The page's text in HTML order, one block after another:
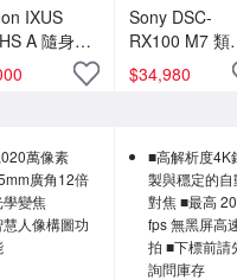
IXUS
A 隨身數
(公司貨)
Sony DSC-
RX100 M7 類
眼相機 總代
司貨 VLOG
德寶光學
$34,980
萬像素
廣角12倍
學變焦
慧人像構圖功
■高解析度4K
製與穩定的自
對焦 ■最高 20
fps 無黑屏高
拍 ■下標前請
詢問庫存